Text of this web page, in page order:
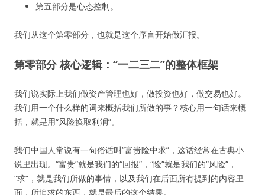
第五部分是心态控制。
我们从这个第零部分，也就是这个序言开始做汇报。
第零部分 核心逻辑：“一二三二”的整体框架
我们说实际上我们做资产管理也好，做投资也好，做交易也好。
我们用一个什么样的词来概括我们所做的事？核心用一句话来概
括，就是用“风险换取利润”。
我们中国人常说有一句俗话叫“富贵险中求”，这话经常在古典小
说里出现。“富贵”就是我们的“回报”，“险”就是我们的“风险”，
“求”，就是我们所做的事情，以及我们在后面所有提到的内容里
面，所追求的东西，就是最后的这个结果。